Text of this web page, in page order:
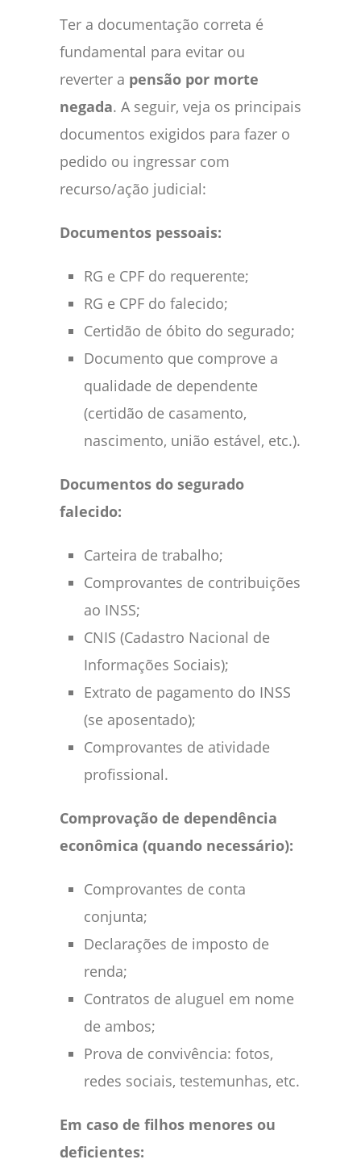
Ter a documentação correta é
fundamental para evitar ou
reverter a pensão por morte
negada. A seguir, veja os principais
documentos exigidos para fazer o
pedido ou ingressar com
recurso/ação judicial:
Documentos pessoais:
RG e CPF do requerente;
RG e CPF do falecido;
Certidão de óbito do segurado;
Documento que comprove a
qualidade de dependente
(certidão de casamento,
nascimento, união estável, etc.).
Documentos do segurado
falecido:
Carteira de trabalho;
Comprovantes de contribuições
ao INSS;
CNIS (Cadastro Nacional de
Informações Sociais);
Extrato de pagamento do INSS
(se aposentado);
Comprovantes de atividade
profissional.
Comprovação de dependência
econômica (quando necessário):
Comprovantes de conta
conjunta;
Declarações de imposto de
renda;
Contratos de aluguel em nome
de ambos;
Prova de convivência: fotos,
redes sociais, testemunhas, etc.
Em caso de filhos menores ou
deficientes: